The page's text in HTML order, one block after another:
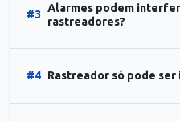
#3
Alarmes podem
rastreadores?
#4 Rastreador só pode